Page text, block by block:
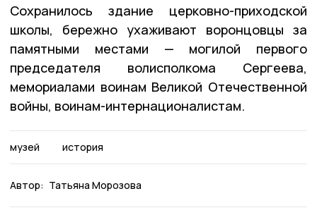
Сохранилось здание церковно-приходской
школы, бережно ухаживают воронцовцы за
памятными местами — могилой первого
председателя волисполкома Сергеева,
мемориалами воинам Великой Отечественной
войны, воинам-интернационалистам.
музей история
Автор: Татьяна Морозова